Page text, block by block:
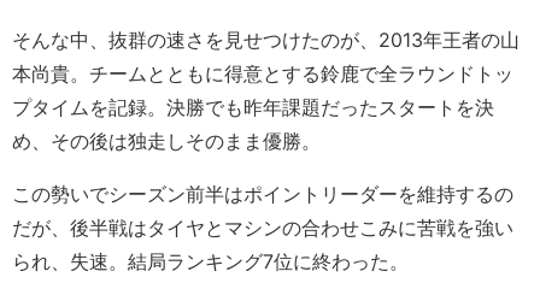
そんな中、抜群の速さを見せつけたのが、2013年王者の山
本尚貴。チームとともに得意とする鈴鹿で全ラウンドトッ
プタイムを記録。決勝でも昨年課題だったスタートを決
め、その後は独走しそのまま優勝。
この勢いでシーズン前半はポイントリーダーを維持するの
だが、後半戦はタイヤとマシンの合わせこみに苦戦を強い
られ、失速。結局ランキング7位に終わった。